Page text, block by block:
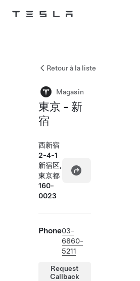
Tesla
Retour à la liste
Magasin
東京 - 新
宿
西新宿
2-4-1
新宿区,
東京都
160-
0023
Phone03-
6860-
5211
Request
Callback